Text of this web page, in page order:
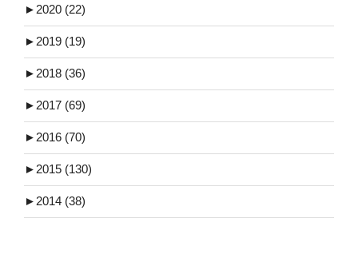
► 2020 (22)
► 2019 (19)
► 2018 (36)
► 2017 (69)
► 2016 (70)
► 2015 (130)
► 2014 (38)